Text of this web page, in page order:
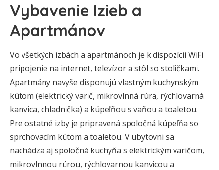
Vybavenie Izieb a
Apartmánov
Vo všetkých izbách a apartmánoch je k dispozícii WiFi
pripojenie na internet, televízor a stôl so stoličkami.
Apartmány navyše disponujú vlastným kuchynským
kútom (elektrický varič, mikrovlnná rúra, rýchlovarná
kanvica, chladnička) a kúpeľňou s vaňou a toaletou.
Pre ostatné izby je pripravená spoločná kúpeľňa so
sprchovacím kútom a toaletou. V ubytovni sa
nachádza aj spoločná kuchyňa s elektrickým varičom,
mikrovlnnou rúrou, rýchlovarnou kanvicou a